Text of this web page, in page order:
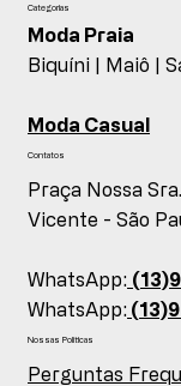
Categorias
Moda Praia
Biquíni |
Maiô |
Moda Casual
Contatos
Praça Nossa
Vicente - São
WhatsApp:
WhatsApp:
Nossas Políticas
Perguntas